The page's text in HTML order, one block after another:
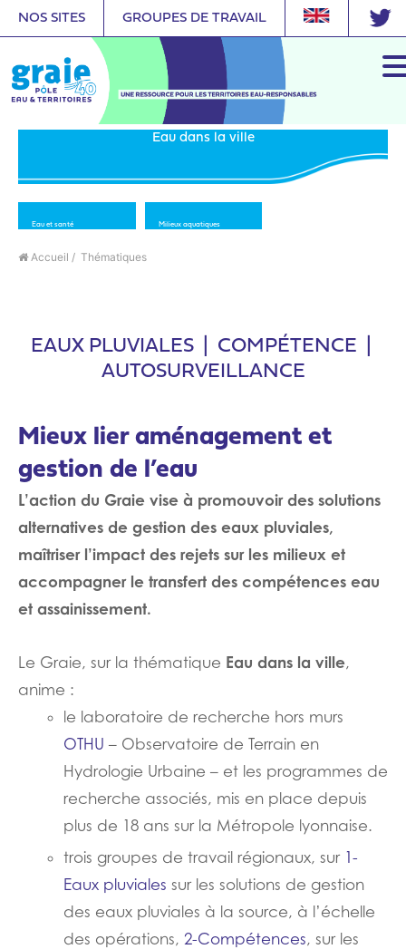
NOS SITES GROUPES DE TRAVAIL
Eau dans la ville
Eau et santé Milieux aquatiques
Accueil / Thématiques
EAUX PLUVIALES| COMPÉTENCE
AUTOSURVEILLANCE
Mieux lier aménagement et
gestion de l’eau
L’action du Graie vise à promouvoir des solutions
alternatives de gestion des eaux pluviales,
maîtriser l’impact des rejets sur les milieux et
accompagner le transfert des compétences eau
et assainissement.
Le Graie, sur la thématique Eau dans la ville,
anime :
le laboratoire de recherche hors murs
OTHU – Observatoire de Terrain en
Hydrologie Urbaine – et les programmes de
recherche associés, mis en place depuis
plus de 18 ans sur la Métropole lyonnaise.
trois groupes de travail régionaux, sur 1-
Eaux pluviales sur les solutions de gestion
des eaux pluviales à la source, à l’échelle
des opérations, 2-Compétences, sur les